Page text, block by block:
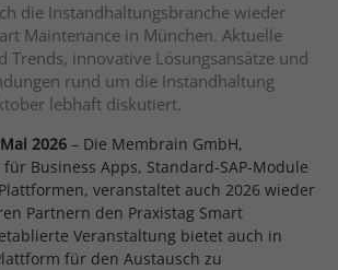
die Instandhaltungsbranche wieder
Maintenance in München. Aktuelle
Trends, innovative Lösungsansätze und
rund um die Instandhaltung
lebhaft diskutiert.
2026 – Die Membrain GmbH,
Business Apps, Standard-SAP-Module
veranstaltet auch 2026 wieder
Partnern den Praxistag Smart
Veranstaltung bietet auch in
für den Austausch zu